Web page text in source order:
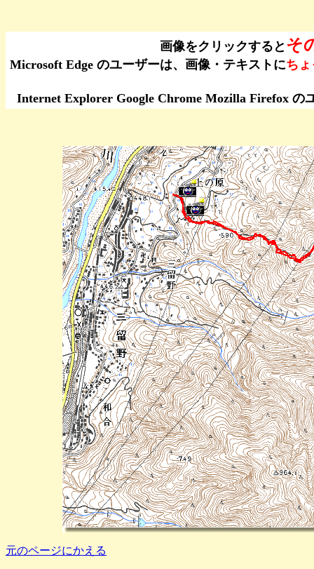
画像をクリックすると そ
Microsoft Edge のユーザーは、画像・テキストにち
Internet Explorer Google Chrome Mozilla Firefox の
元のページにかえる